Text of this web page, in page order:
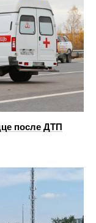
после ДТП